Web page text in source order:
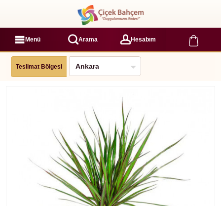
Menü Arama Hesabım
Teslimat Bölgesi